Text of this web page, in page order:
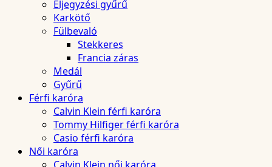
Eljegyzési gyűrű
Karkötő
Fülbevaló
Stekkeres
Francia záras
Medál
Gyűrű
Férfi karóra
Calvin Klein férfi karóra
Tommy Hilfiger férfi karóra
Casio férfi karóra
Női karóra